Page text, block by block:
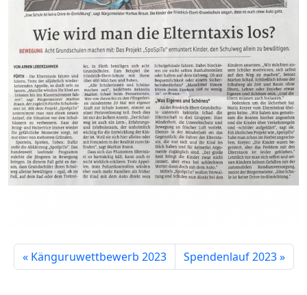
Känguruwettbewerb 2023 Spendenlauf 2023